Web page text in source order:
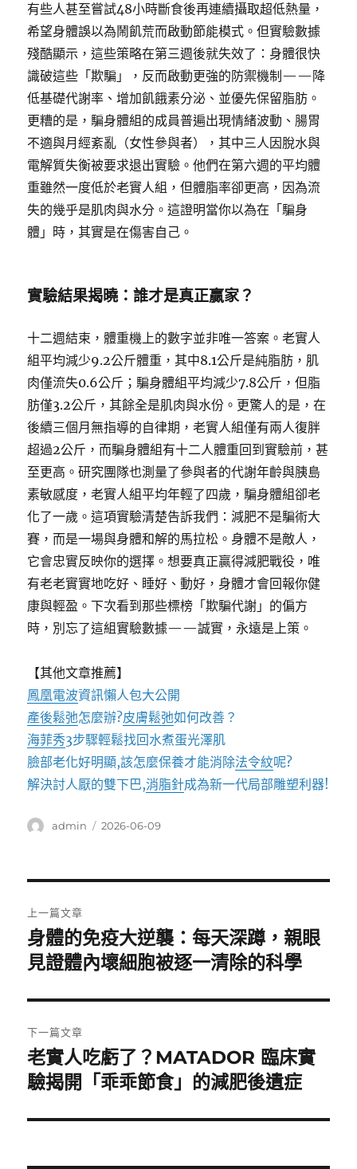
有些人甚至嘗試48小時斷食後再連續攝取超低熱量，
希望身體誤以為鬧飢荒而啟動節能模式。但實驗數據
殘酷顯示，這些策略在第三週後就失效了：身體很快
識破這些「欺騙」，反而啟動更強的防禦機制——降
低基礎代謝率、增加飢餓素分泌、並優先保留脂肪。
更糟的是，騙身體組的成員普遍出現情緒波動、腸胃
不適與月經紊亂（女性參與者），其中三人因脫水與
電解質失衡被要求退出實驗。他們在第六週的平均體
重雖然一度低於老實人組，但體脂率卻更高，因為流
失的幾乎是肌肉與水分。這證明當你以為在「騙身
體」時，其實是在傷害自己。
實驗結果揭曉：誰才是真正贏家？
十二週結束，體重機上的數字並非唯一答案。老實人
組平均減少9.2公斤體重，其中8.1公斤是純脂肪，肌
肉僅流失0.6公斤；騙身體組平均減少7.8公斤，但脂
肪僅3.2公斤，其餘全是肌肉與水份。更驚人的是，在
後續三個月無指導的自律期，老實人組僅有兩人復胖
超過2公斤，而騙身體組有十二人體重回到實驗前，甚
至更高。研究團隊也測量了參與者的代謝年齡與胰島
素敏感度，老實人組平均年輕了四歲，騙身體組卻老
化了一歲。這項實驗清楚告訴我們：減肥不是騙術大
賽，而是一場與身體和解的馬拉松。身體不是敵人，
它會忠實反映你的選擇。想要真正贏得減肥戰役，唯
有老老實實地吃好、睡好、動好，身體才會回報你健
康與輕盈。下次看到那些標榜「欺騙代謝」的偏方
時，別忘了這組實驗數據——誠實，永遠是上策。
【其他文章推薦】
鳳凰電波資訊懶人包大公開
產後鬆弛怎麼辦?皮膚鬆弛如何改善？
海菲秀3步驟輕鬆找回水煮蛋光澤肌
臉部老化好明顯,該怎麼保養才能消除法令紋呢?
解決討人厭的雙下巴,消脂針成為新一代局部雕塑利器!
作
admin
發
2026-06-09
章
導
覽
上一篇文章
上
一
文
章:
身體的免疫大逆襲：每天深蹲，親眼
見證體內壞細胞被逐一清除的科學
下一篇文章
下
一
文
老實人吃虧了？MATADOR 臨床實
驗揭開「乖乖節食」的減肥後遺症